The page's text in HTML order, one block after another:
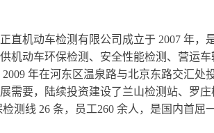
正直机动车检测有限公司成立于 2007 年，
机动车环保检测、安全性能检测、营运
2009 年在河东区温泉路与北京东路交汇处
需要，陆续投资建设了兰山检测站、罗
检测线 26 条，员工260 余人，是国内首